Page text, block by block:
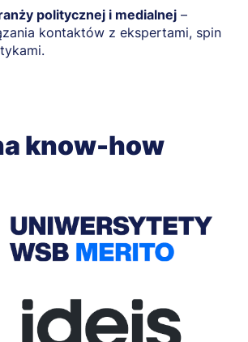
politycznej i medialnej –
kontaktów z ekspertami, spin
know-how